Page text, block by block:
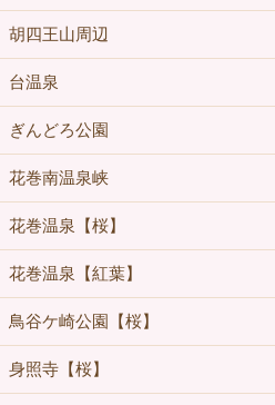
胡四王山周辺
台温泉
ぎんどろ公園
花巻南温泉峡
花巻温泉【桜】
花巻温泉【紅葉】
鳥谷ケ崎公園【桜】
身照寺【桜】